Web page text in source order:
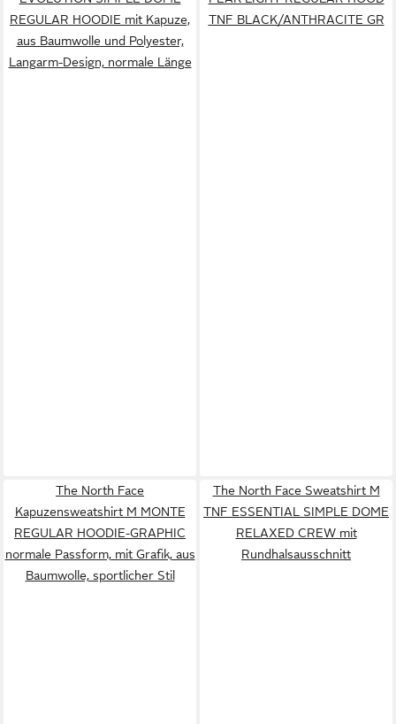
REGULAR HOODIE mit Kapuze,
aus Baumwolle und Polyester,
Langarm-Design, normale Länge
TNF BLACK/ANTHRACITE GR
The North Face
Kapuzensweatshirt M MONTE
REGULAR HOODIE-GRAPHIC
normale Passform, mit Grafik, aus
Baumwolle, sportlicher Stil
The North Face Sweatshirt M
TNF ESSENTIAL SIMPLE DOME
RELAXED CREW mit
Rundhalsausschnitt